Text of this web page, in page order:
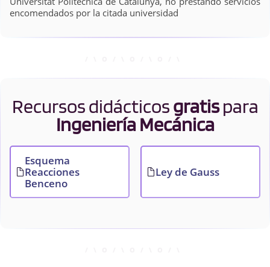
encomendados por la citada universidad
Recursos didácticosgratispara
Ingeniería Mecánica
Esquema
Reacciones
Benceno
Ley de Gauss